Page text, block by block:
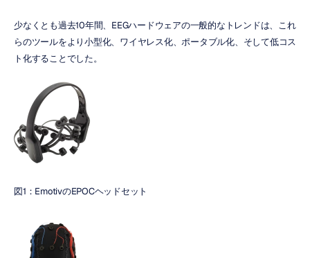
少なくとも過去10年間、EEGハードウェアの一般的なトレンドは、これ
らのツールをより小型化、ワイヤレス化、ポータブル化、そして低コス
ト化することでした。
図1：EmotivのEPOCヘッドセット